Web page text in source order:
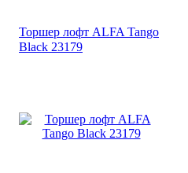
Торшер лофт ALFA Tango
Black 23179